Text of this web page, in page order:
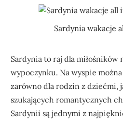
Sardynia wakacje
Sardynia to raj dla miłośników
wypoczynku. Na wyspie
zarówno dla rodzin z dziećmi,
szukających romantycznych
Sardynii są jednymi z